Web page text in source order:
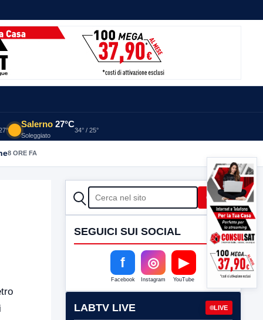
Salerno 27°C
Soleggiato
34° / 25°
8 ORE FA
CERCA Cerca
SEGUICI SUI SOCIAL
f
Facebook
◎
Instagram
▶
YouTube
LABTV LIVE LIVE